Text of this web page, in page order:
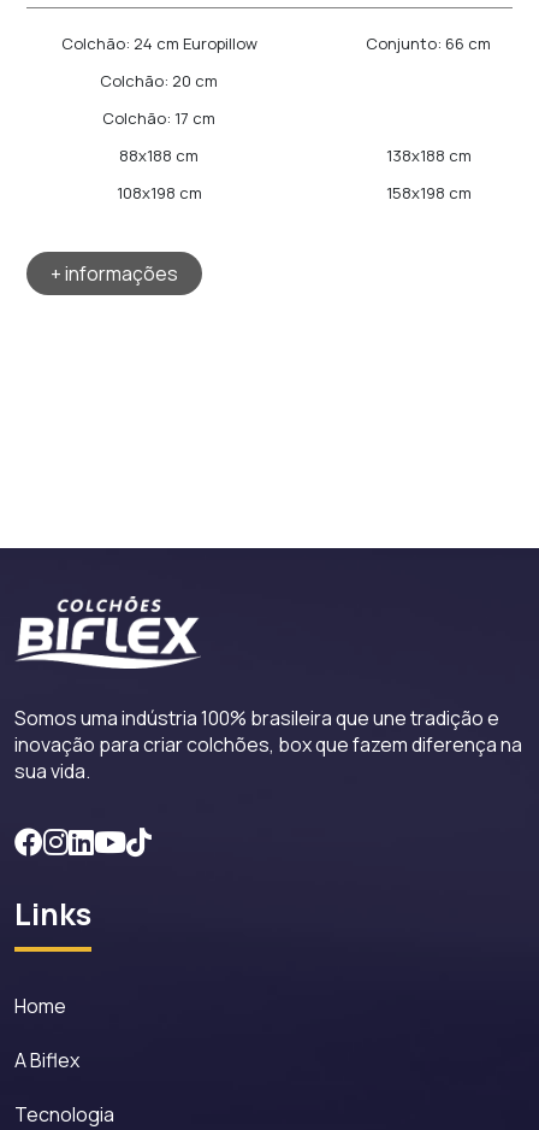
Colchão: 24 cm Europillow
Conjunto: 66 cm
Colchão: 20 cm
Colchão: 17 cm
88x188 cm
138x188 cm
108x198 cm
158x198 cm
+ informações
Somos uma indústria 100% brasileira que une tradição e
inovação para criar colchões, box que fazem diferença na
sua vida.
Links
Home
A Biflex
Tecnologia